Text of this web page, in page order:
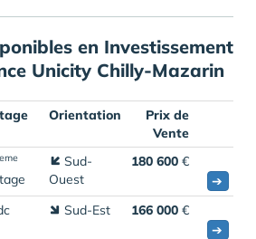
en Investissement
Unicity Chilly-Mazarin
Orientation
Prix de
Vente
eme
Sud-
Ouest
180 600 €
➔
Sud-Est 166 000 €
➔